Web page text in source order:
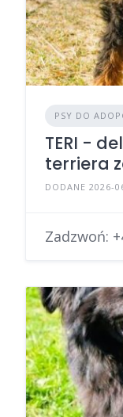
PSY DO
TERI -
terriera
DODANE 2026-
Zadzwoń: